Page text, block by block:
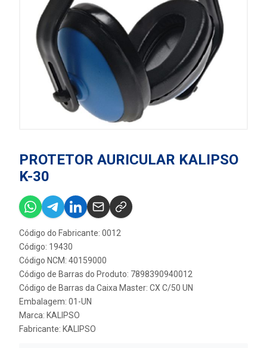
PROTETOR AURICULAR KALIPSO
K-30
Código do Fabricante: 0012
Código: 19430
Código NCM: 40159000
Código de Barras do Produto: 7898390940012
Código de Barras da Caixa Master: CX C/50 UN
Embalagem: 01-UN
Marca: KALIPSO
Fabricante: KALIPSO